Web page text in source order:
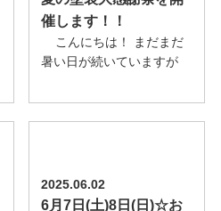
催します！！
こんにちは！ まだまだ
暑い日が続いていますが
2025.06.02
6月7日(土)8日(日)☆お